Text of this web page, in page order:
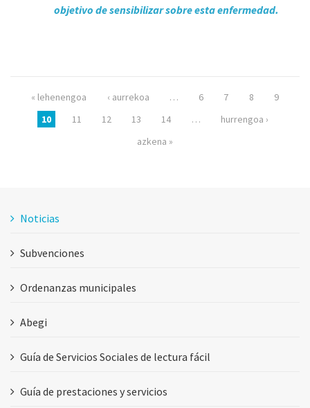
objetivo de sensibilizar sobre esta enfermedad.
Páginas
« lehenengoa ‹ aurrekoa … 6 7 8
9
10
11 12 13 14 …
hurrengoa ›
azkena »
Noticias
Subvenciones
Ordenanzas municipales
Abegi
Guía de Servicios Sociales de lectura fácil
Guía de prestaciones y servicios